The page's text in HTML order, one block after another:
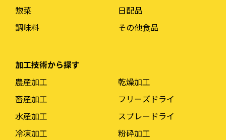
惣菜
調味料
日配品
その他食品
加工技術から探す
農産加工
畜産加工
水産加工
冷凍加工
乾燥加工
フリーズドライ
スプレードライ
粉砕加工